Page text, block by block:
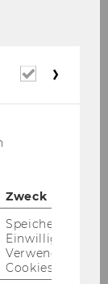
and Busi­
Zweck
Speichert Ihre
Einwilligung zur
Verwendung von
Cookies.